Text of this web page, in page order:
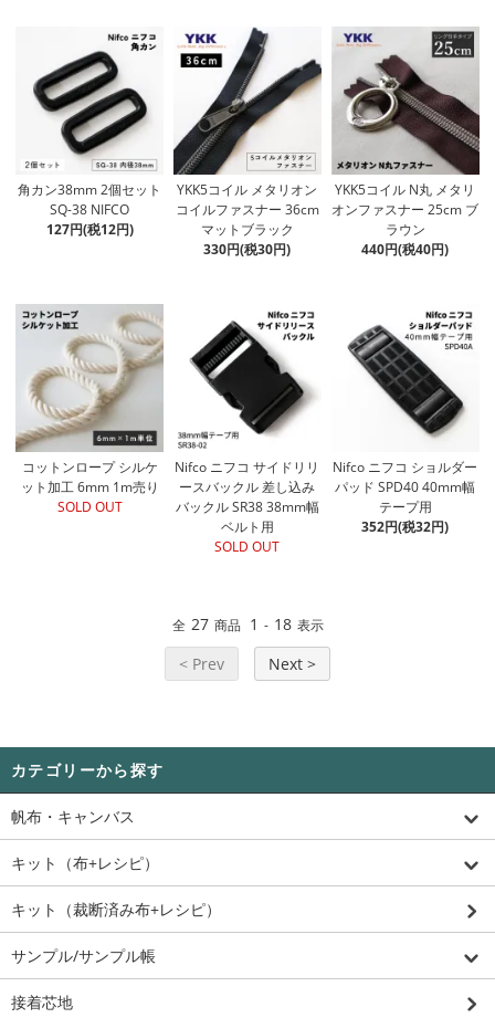
角カン38mm 2個セット
SQ-38 NIFCO
127円(税12円)
YKK5コイル メタリオン
コイルファスナー 36cm
マットブラック
330円(税30円)
YKK5コイル N丸 メタリ
オンファスナー 25cm ブ
ラウン
440円(税40円)
コットンロープ シルケ
ット加工 6mm 1m売り
SOLD OUT
Nifco ニフコ サイドリリ
ースバックル 差し込み
バックル SR38 38mm幅
ベルト用
SOLD OUT
Nifco ニフコ ショルダー
パッド SPD40 40mm幅
テープ用
352円(税32円)
全 27 商品 1 - 18 表示
< Prev Next >
カテゴリーから探す
帆布・キャンバス
キット（布+レシピ）
キット（裁断済み布+レシピ）
サンプル/サンプル帳
接着芯地